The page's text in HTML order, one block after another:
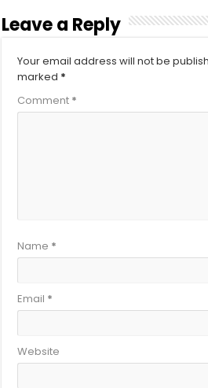
Leave a Reply
Your email address will not be
marked *
Comment *
Name *
Email *
Website